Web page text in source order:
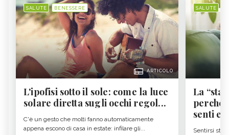
SALUTE BENESSERE
ARTICOLO
L'ipofisi sotto il sole: come la luce
solare diretta sugli occhi regol...
C'è un gesto che molti fanno automaticamente
appena escono di casa in estate: infilare gli...
SALUTE
La
perché
senti
Sentirsi